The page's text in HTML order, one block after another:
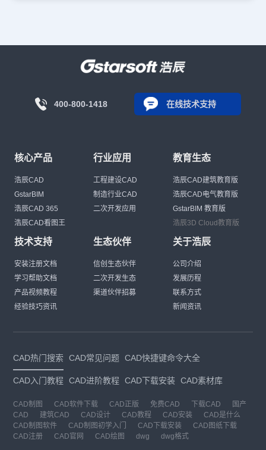
400-800-1418 在线技术支持
核心产品
浩辰CAD
GstarBIM
浩辰CAD 365
浩辰CAD看图王
行业应用
工程建设CAD
制造行业CAD
二次开发应用
教育生态
浩辰CAD建筑教育版
浩辰CAD电气教育版
GstarBIM 教育版
浩辰3D Cloud教育版
技术支持
安装注册文档
学习帮助文档
产品视频教程
经验技巧资讯
生态伙伴
信创生态伙伴
二次开发生态
渠道伙伴招募
关于浩辰
公司介绍
发展历程
联系方式
新闻资讯
CAD热门搜索 CAD常见问题 CAD快捷键命令大全
CAD入门教程 CAD进阶教程 CAD下载安装 CAD素材库
CAD制图 CAD软件下载 CAD正版 免费CAD 下载CAD
国产
CAD
建筑CAD CAD设计 CAD教程 CAD安装
CAD是什么
CAD制图软件
CAD制图初学入门 CAD下载安装
CAD图纸下载
CAD注册
CAD官网 CAD绘图 dwg dwg格式